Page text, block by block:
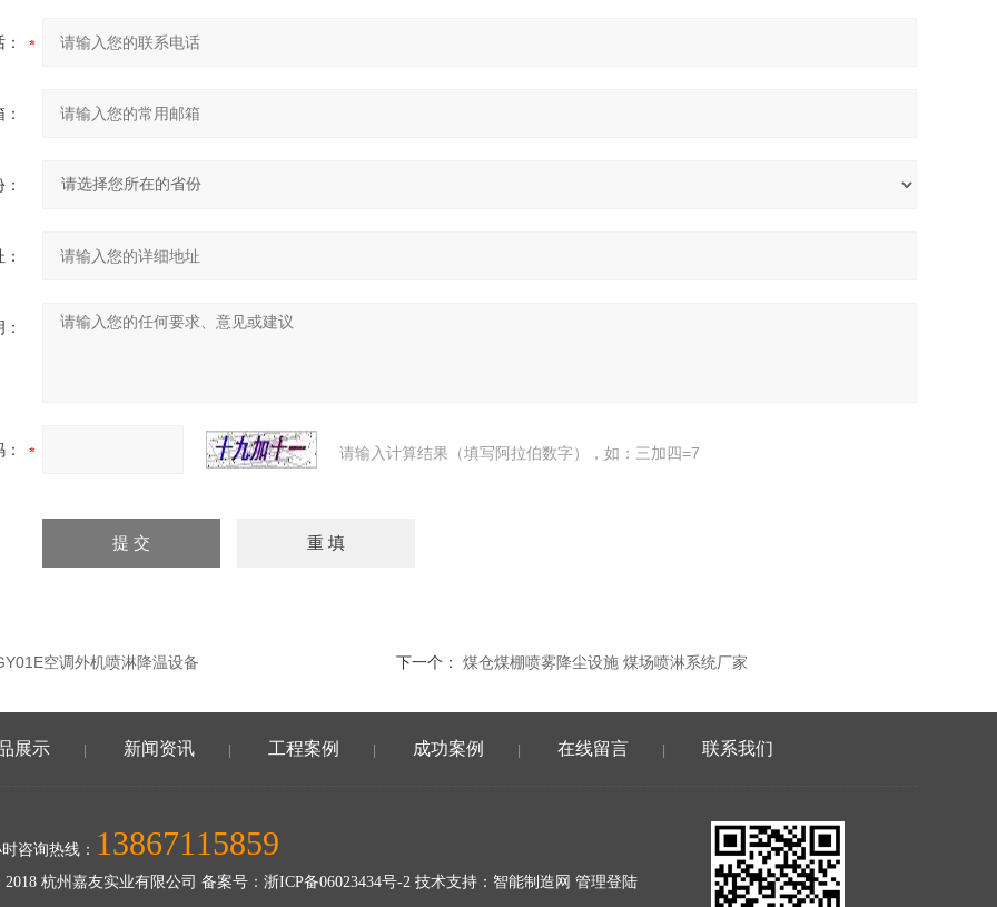
请输入计算结果（填写阿拉伯数字），如：三加四=7
空调外机喷淋降温设备 下一个： 煤仓煤棚喷雾降尘设施 煤场喷淋系统厂家
展示 新闻资讯 工程案例 成功案例 在线留言 联系我们
咨询热线： 13867115859
杭州嘉友实业有限公司 备案号： 浙ICP备06023434号-2 技术支持： 智能制造网 管理登陆